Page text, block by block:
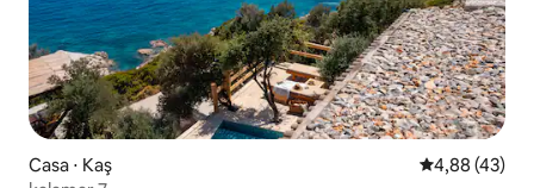
Casa ⋅ Kaş 4,88 de uma
4,88 (43)